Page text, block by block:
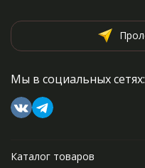
Мы в социальных сетях:
Каталог товаров